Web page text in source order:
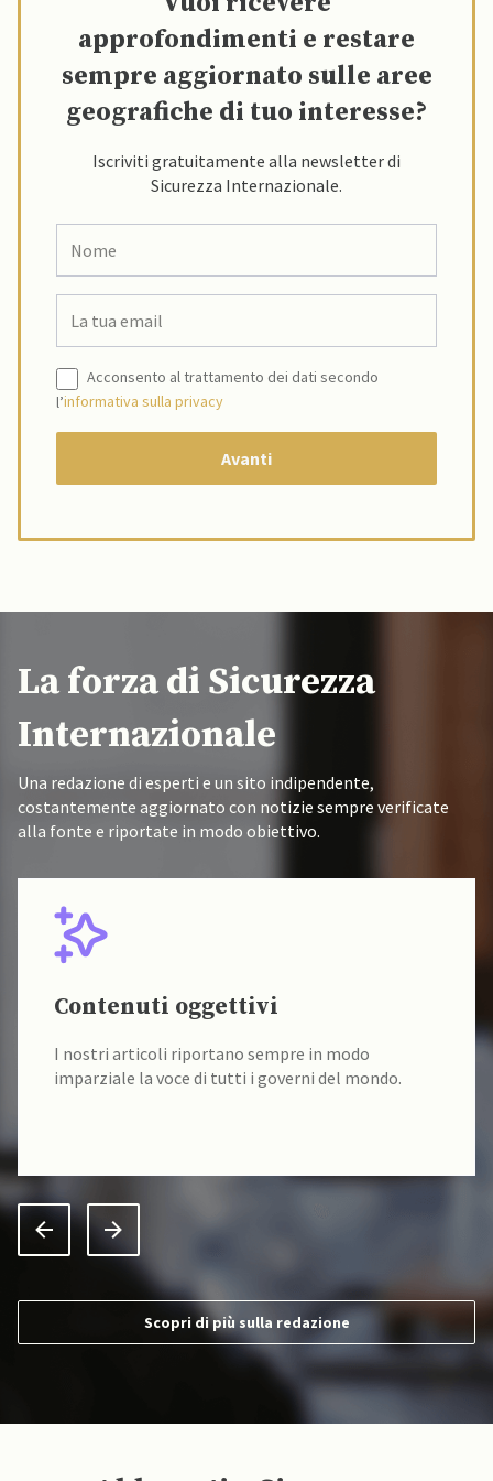
approfondimenti e restare
sempre aggiornato sulle aree
geografiche di tuo interesse?
Iscriviti gratuitamente alla newsletter di
Sicurezza Internazionale.
Acconsento al trattamento dei dati secondo
l’informativa sulla privacy
La forza di Sicurezza
Internazionale
Una redazione di esperti e un sito indipendente,
costantemente aggiornato con notizie sempre verificate
alla fonte e riportate in modo obiettivo.
Contenuti oggettivi
I nostri articoli riportano sempre in modo
imparziale la voce di tutti i governi del mondo.
Scopri di più sulla redazione